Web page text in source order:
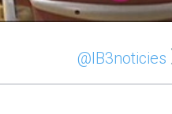
@IB3noticies